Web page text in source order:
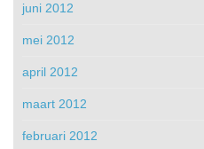
juni 2012
mei 2012
april 2012
maart 2012
februari 2012